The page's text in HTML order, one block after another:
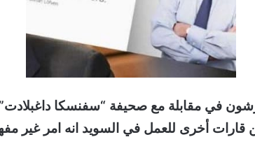
في مقابلة مع صحيفة “سفنسكا
أخرى للعمل في السويد انه امر غير